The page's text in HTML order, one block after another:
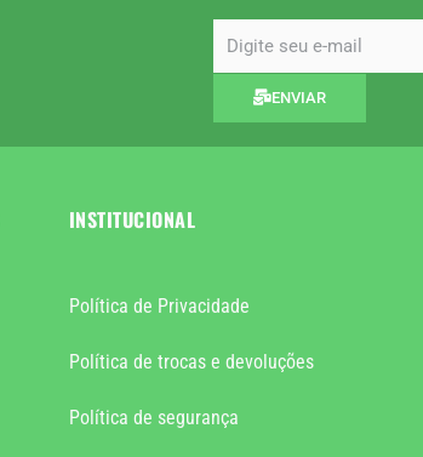
ENVIAR
INSTITUCIONAL
Política de Privacidade
Política de trocas e devoluções
Política de segurança